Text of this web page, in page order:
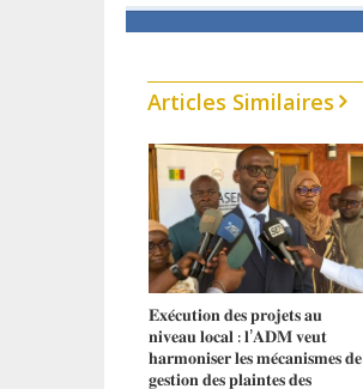
Articles Similaires
𝐄𝐱𝐞́𝐜𝐮𝐭𝐢𝐨𝐧 𝐝𝐞𝐬 𝐩𝐫𝐨𝐣𝐞𝐭𝐬 𝐚𝐮
𝐧𝐢𝐯𝐞𝐚𝐮 𝐥𝐨𝐜𝐚𝐥 : 𝐥’𝐀𝐃𝐌 𝐯𝐞𝐮𝐭
𝐡𝐚𝐫𝐦𝐨𝐧𝐢𝐬𝐞𝐫 𝐥𝐞𝐬 𝐦𝐞́𝐜𝐚𝐧𝐢𝐬𝐦𝐞𝐬 𝐝𝐞
𝐠𝐞𝐬𝐭𝐢𝐨𝐧 𝐝𝐞𝐬 𝐩𝐥𝐚𝐢𝐧𝐭𝐞𝐬 𝐝𝐞𝐬